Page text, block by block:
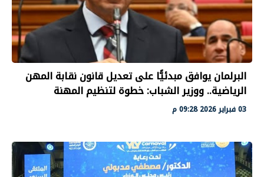
البرلمان يوافق مبدئيًّا على تعديل قانون نقابة المهن
الرياضية.. ووزير الشباب: خطوة لتنظيم المهنة
03 فبراير 2026 09:28 م